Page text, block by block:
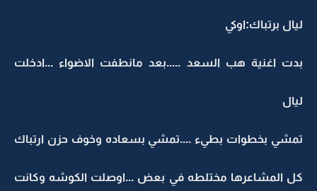
ليال برتباك:اوكي
بدت اغنية هب السعد .....بعد مانطفت الاضواء ...ادخلت
ليال
تمشي بخطوات بطيء ....تمشي بسعاده وخوف حزن ارتباك
كل المشاعرها مختلطه في بعض ...اوصلت الكوشه وكانت